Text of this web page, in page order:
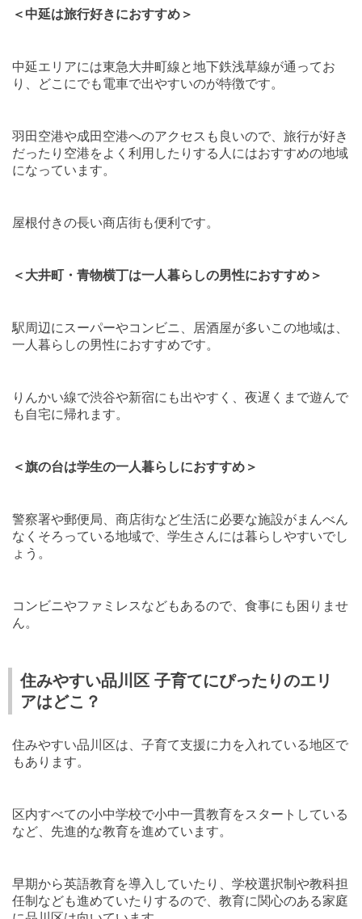
＜中延は旅行好きにおすすめ＞
中延エリアには東急大井町線と地下鉄浅草線が通ってお
り、どこにでも電車で出やすいのが特徴です。
羽田空港や成田空港へのアクセスも良いので、旅行が好き
だったり空港をよく利用したりする人にはおすすめの地域
になっています。
屋根付きの長い商店街も便利です。
＜大井町・青物横丁は一人暮らしの男性におすすめ＞
駅周辺にスーパーやコンビニ、居酒屋が多いこの地域は、
一人暮らしの男性におすすめです。
りんかい線で渋谷や新宿にも出やすく、夜遅くまで遊んで
も自宅に帰れます。
＜旗の台は学生の一人暮らしにおすすめ＞
警察署や郵便局、商店街など生活に必要な施設がまんべん
なくそろっている地域で、学生さんには暮らしやすいでし
ょう。
コンビニやファミレスなどもあるので、食事にも困りませ
ん。
住みやすい品川区 子育てにぴったりのエリ
アはどこ？
住みやすい品川区は、子育て支援に力を入れている地区で
もあります。
区内すべての小中学校で小中一貫教育をスタートしている
など、先進的な教育を進めています。
早期から英語教育を導入していたり、学校選択制や教科担
任制なども進めていたりするので、教育に関心のある家庭